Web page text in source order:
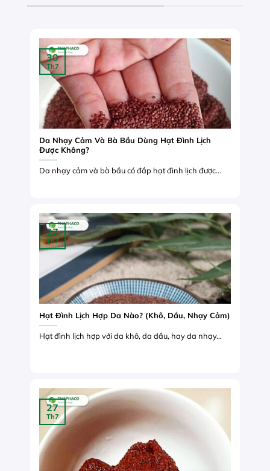
Da Nhạy Cảm Và Bà Bầu Dùng Hạt Đình Lịch
Được Không?
Da nhạy cảm và bà bầu có đắp hạt đình lịch được...
30
Th7
Hạt Đình Lịch Hợp Da Nào? (Khô, Dầu, Nhạy Cảm)
Hạt đình lịch hợp với da khô, da dầu, hay da nhạy...
27
Th7
27
Th7